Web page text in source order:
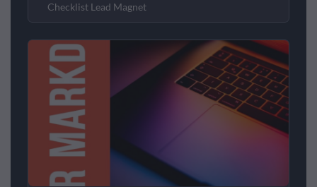
Checklist Lead Magnet